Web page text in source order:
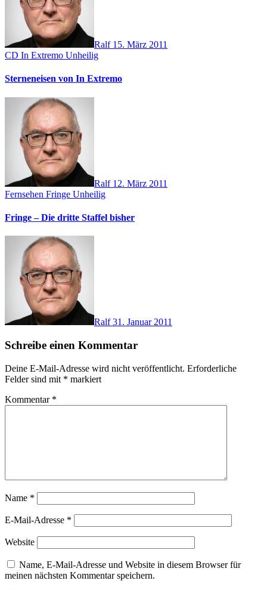
Ralf 15. März 2011
CD In Extremo Unheilig
Sterneneisen von In Extremo
Ralf 12. März 2011
Fernsehen Fringe Unheilig
Fringe – Die dritte Staffel bisher
Ralf31. Januar 2011
Schreibe einen Kommentar
Deine E-Mail-Adresse wird nicht veröffentlicht. Erforderliche
Felder sind mit * markiert
Kommentar *
Name *
E-Mail-Adresse *
Website
Name, E-Mail-Adresse und Website in diesem Browser für
meinen nächsten Kommentar speichern.